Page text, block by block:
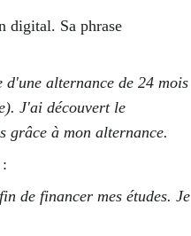
digital. Sa phrase
alternance de 24 mois
J'ai découvert le
grâce à mon alternance.
de financer mes études. Je